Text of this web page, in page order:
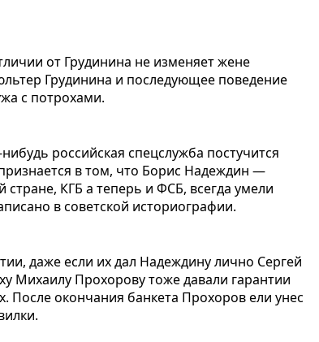
от Грудинина не изменяет жене
Грудинина и последующее поведение
с потрохами.
российская спецслужба постучится
в том, что Борис Надеждин —
КГБ а теперь и ФСБ, всегда умели
в советской историографии.
даже если их дал Надеждину лично Сергей
Михаилу Прохорову тоже давали гарантии
После окончания банкета Прохоров ели унес